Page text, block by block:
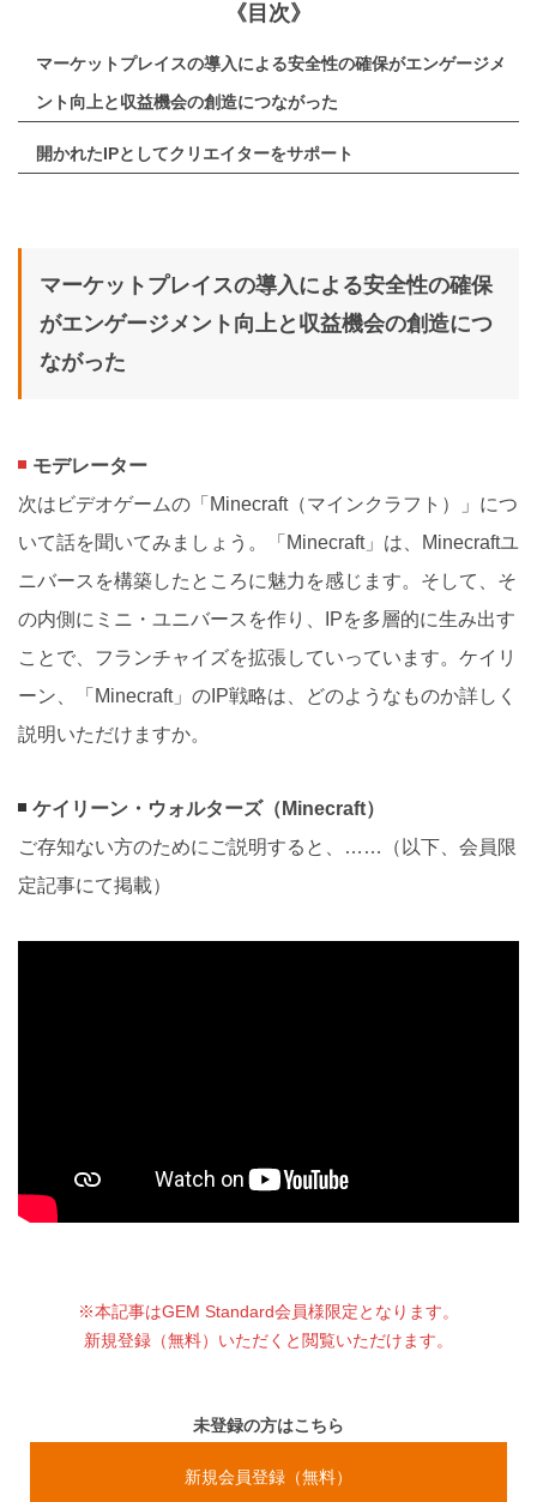
《目次》
マーケットプレイスの導入による安全性の確保がエンゲージメ
ント向上と収益機会の創造につながった
開かれたIPとしてクリエイターをサポート
マーケットプレイスの導入による安全性の確保
がエンゲージメント向上と収益機会の創造につ
ながった
モデレーター
次はビデオゲームの「Minecraft（マインクラフト）」につ
いて話を聞いてみましょう。「Minecraft」は、Minecraftユ
ニバースを構築したところに魅力を感じます。そして、そ
の内側にミニ・ユニバースを作り、IPを多層的に生み出す
ことで、フランチャイズを拡張していっています。ケイリ
ーン、「Minecraft」のIP戦略は、どのようなものか詳しく
説明いただけますか。
ケイリーン・ウォルターズ（Minecraft）
ご存知ない方のためにご説明すると、……（以下、会員限
定記事にて掲載）
※本記事はGEM Standard会員様限定となります。
新規登録（無料）いただくと閲覧いただけます。
未登録の方はこちら
新規会員登録（無料）